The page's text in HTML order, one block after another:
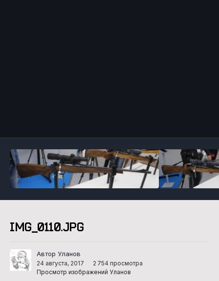
IMG_0110.JPG
Автор Уланов
24 августа, 2017
2 754 просмотра
Просмотр изображений Уланов